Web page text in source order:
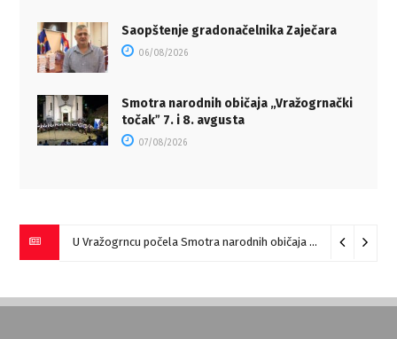
Saopštenje gradonačelnika Zaječara
06/08/2026
Smotra narodnih običaja „Vražogrnački
točakˮ 7. i 8. avgusta
07/08/2026
U Vražogrncu počela Smotra narodnih običaja „Vražogrnački točak“